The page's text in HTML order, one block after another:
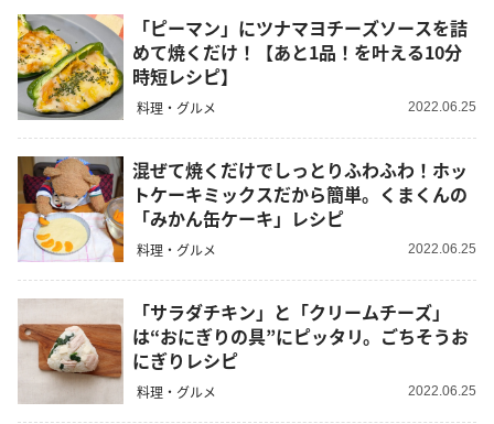
「ピーマン」にツナマヨチーズソースを詰
めて焼くだけ！【あと1品！を叶える10分
時短レシピ】
料理・グルメ 2022.06.25
混ぜて焼くだけでしっとりふわふわ！ホッ
トケーキミックスだから簡単。くまくんの
「みかん缶ケーキ」レシピ
料理・グルメ 2022.06.25
「サラダチキン」と「クリームチーズ」
は“おにぎりの具”にピッタリ。ごちそうお
にぎりレシピ
料理・グルメ 2022.06.25